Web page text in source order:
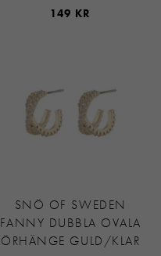
149 KR
SNÖ OF SWEDEN
FANNY DUBBLA OVALA
ÖRHÄNGE GULD/KLAR